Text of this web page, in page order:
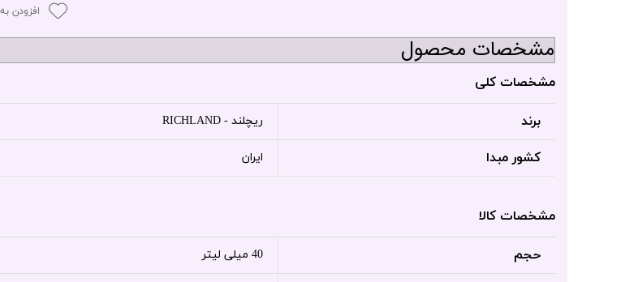
افزودن
مشخصات محصول
مشخصات کلی
برند ریچلند - RICHLAND
کشور مبدا ایران
مشخصات کالا
حجم 40 میلی لیتر